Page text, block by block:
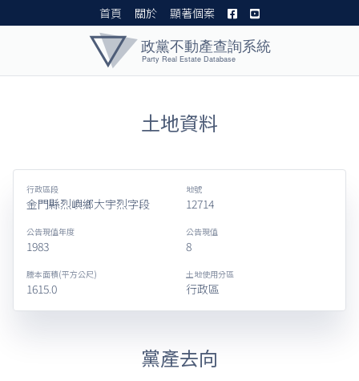
首頁 關於 顯著個案
土地資料
行政區段
金門縣烈嶼鄉大宇烈字段
地號
12714
公告現值年度
1983
公告現值
8
謄本面積(平方公尺)
1615.0
土地使用分區
行政區
黨產去向